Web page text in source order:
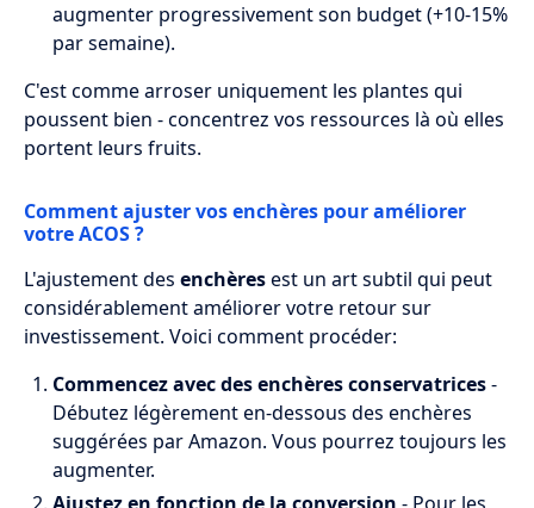
augmenter progressivement son budget (+10-15%
par semaine).
C'est comme arroser uniquement les plantes qui
poussent bien - concentrez vos ressources là où elles
portent leurs fruits.
Comment ajuster vos enchères pour améliorer
votre ACOS ?
L'ajustement des enchèresest un art subtil qui peut
considérablement améliorer votre retour sur
investissement. Voici comment procéder:
Commencez avec des enchères conservatrices-
Débutez légèrement en-dessous des enchères
suggérées par Amazon. Vous pourrez toujours les
augmenter.